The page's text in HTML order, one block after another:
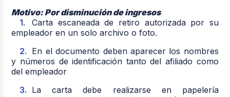
Motivo: Por disminución de ingresos
Carta escaneada de retiro autorizada por su
empleador en un solo archivo o foto.
En el documento deben aparecer los nombres
y números de identificación tanto del afiliado como
del empleador
La carta debe realizarse en papelería